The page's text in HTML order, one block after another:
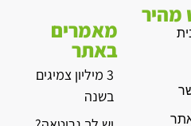
מהיר
מאמרים
באתר
3 מיליון צמיגים
בשנה